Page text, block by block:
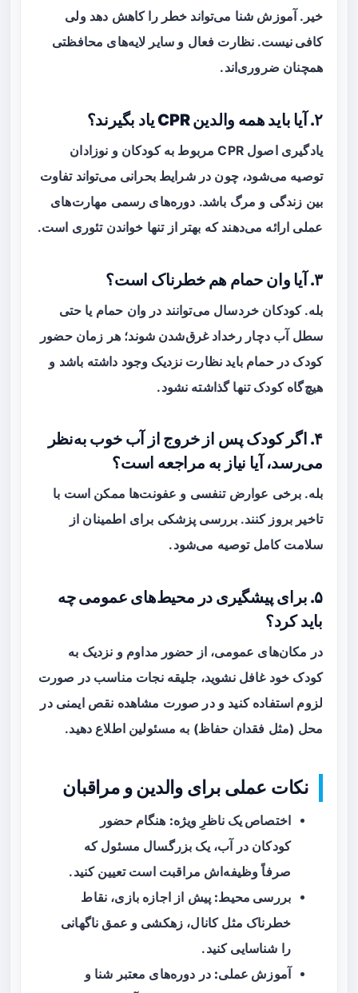
خیر. آموزش شنا می‌تواند خطر را کاهش دهد ولی
کافی نیست. نظارت فعال و سایر لایه‌های محافظتی
همچنان ضروری‌اند.
۲. آیا باید همه والدین CPR یاد بگیرند؟
یادگیری اصول CPR مربوط به کودکان و نوزادان
توصیه می‌شود، چون در شرایط بحرانی می‌تواند تفاوت
بین زندگی و مرگ باشد. دوره‌های رسمی مهارت‌های
عملی ارائه می‌دهند که بهتر از تنها خواندن تئوری است.
۳. آیا وان حمام هم خطرناک است؟
بله. کودکان خردسال می‌توانند در وان حمام یا حتی
سطل آب دچار رخداد غرق‌شدن شوند؛ هر زمان حضور
کودک در حمام باید نظارت نزدیک وجود داشته باشد و
هیچ‌گاه کودک تنها گذاشته نشود.
۴. اگر کودک پس از خروج از آب خوب به‌نظر
می‌رسد، آیا نیاز به مراجعه است؟
بله. برخی عوارض تنفسی و عفونت‌ها ممکن است با
تاخیر بروز کنند. بررسی پزشکی برای اطمینان از
سلامت کامل توصیه می‌شود.
۵. برای پیشگیری در محیط‌های عمومی چه
باید کرد؟
در مکان‌های عمومی، از حضور مداوم و نزدیک به
کودک خود غافل نشوید، جلیقه نجات مناسب در صورت
لزوم استفاده کنید و در صورت مشاهده نقص ایمنی در
محل (مثل فقدان حفاظ) به مسئولین اطلاع دهید.
نکات عملی برای والدین و مراقبان
اختصاص یک ناظرِ ویژه: هنگام حضور
کودکان در آب، یک بزرگسال مسئول که
صرفاً وظیفه‌اش مراقبت است تعیین کنید.
بررسی محیط: پیش از اجازه بازی، نقاط
خطرناک مثل کانال، زهکشی و عمق ناگهانی
را شناسایی کنید.
آموزش عملی: در دوره‌های معتبر شنا و